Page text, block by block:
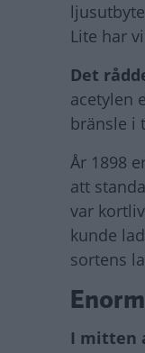
Lite har
Det
acetylen
bränsle i
År 1898
att
var
kunde
sortens
I mitten